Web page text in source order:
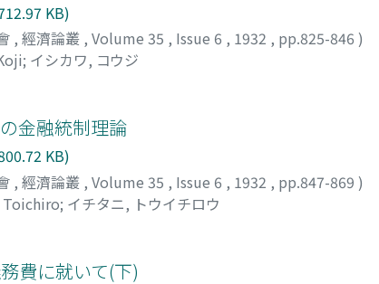
KB)
, 經濟論叢 , Volume 35 , Issue 6 , 1932 , pp.825-846 )
; イシカワ, コウジ
金融統制理論
KB)
, 經濟論叢 , Volume 35 , Issue 6 , 1932 , pp.847-869 )
; イチタニ, トウイチロウ
費に就いて(下)